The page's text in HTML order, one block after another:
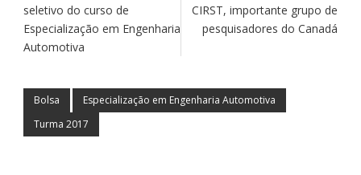
seletivo do curso de
Especialização em Engenharia
Automotiva
CIRST, importante grupo de
pesquisadores do Canadá
Bolsa
Especialização em Engenharia Automotiva
Turma 2017